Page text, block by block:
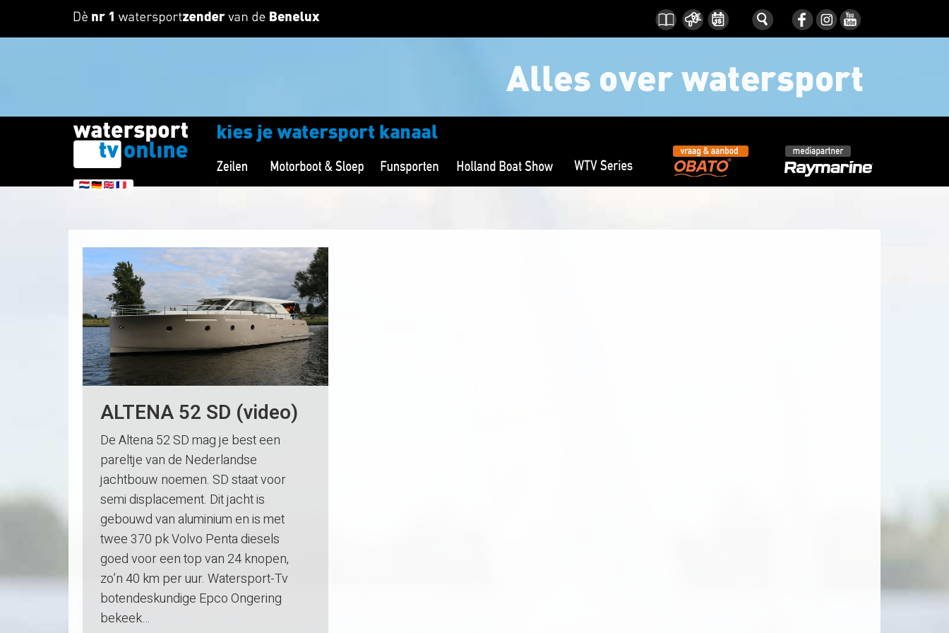
ALTENA 52 SD (video)
De Altena 52 SD mag je best een
pareltje van de Nederlandse
jachtbouw noemen. SD staat voor
semi displacement. Dit jacht is
gebouwd van aluminium en is met
twee 370 pk Volvo Penta diesels
goed voor een top van 24 knopen,
zo’n 40 km per uur. Watersport-Tv
botendeskundige Epco Ongering
bekeek…